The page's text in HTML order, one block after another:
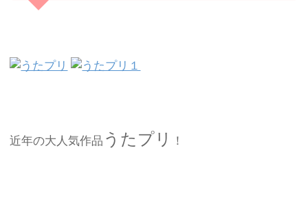
近年の大人気作品 うたプリ ！